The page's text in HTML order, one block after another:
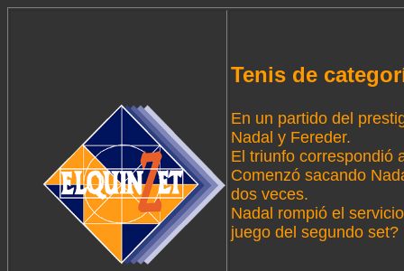
Tenis de
En un partido del
Nadal y Fereder.
El triunfo correspondió
Comenzó sacando
dos veces.
Nadal rompió el
juego del segundo set?